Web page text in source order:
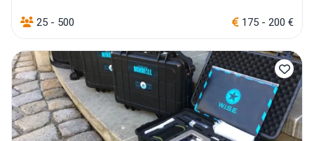
25 - 500 175 - 200 €